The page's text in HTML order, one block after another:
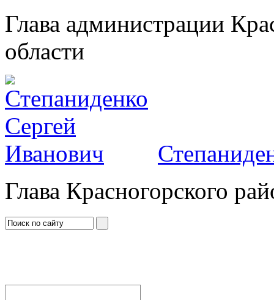
Глава администрации
области
Глава Красногорского